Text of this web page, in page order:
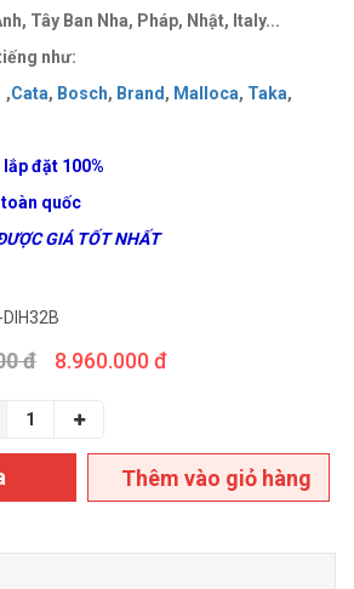
Tây Ban Nha, Pháp, Nhật, Italy...
như:
,Cata, Bosch, Brand , Malloca, Taka,
đặt 100%
toàn quốc
GIÁ TỐT NHẤT
DIH32B
đ 8.960.000 đ
Thêm vào giỏ hàng